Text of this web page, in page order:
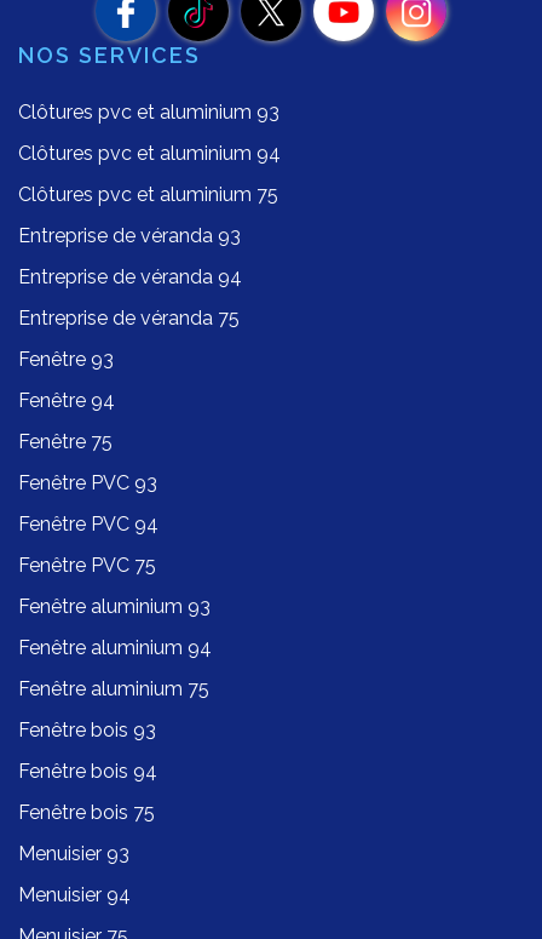
NOS SERVICES
Clôtures pvc et aluminium 93
Clôtures pvc et aluminium 94
Clôtures pvc et aluminium 75
Entreprise de véranda 93
Entreprise de véranda 94
Entreprise de véranda 75
Fenêtre 93
Fenêtre 94
Fenêtre 75
Fenêtre PVC 93
Fenêtre PVC 94
Fenêtre PVC 75
Fenêtre aluminium 93
Fenêtre aluminium 94
Fenêtre aluminium 75
Fenêtre bois 93
Fenêtre bois 94
Fenêtre bois 75
Menuisier 93
Menuisier 94